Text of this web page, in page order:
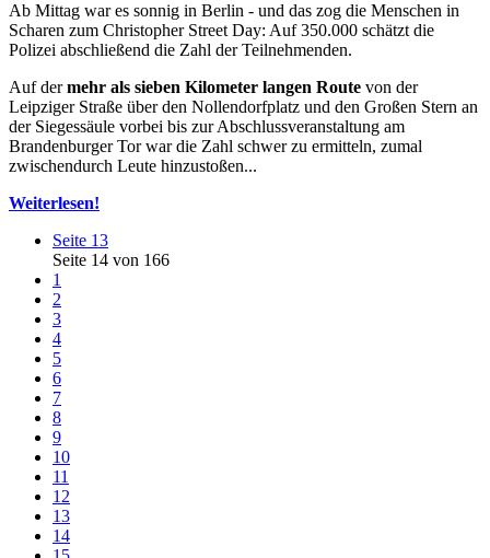
Ab Mittag war es sonnig in Berlin - und das zog die Menschen in
Scharen zum Christopher Street Day: Auf 350.000 schätzt die
Polizei abschließend die Zahl der Teilnehmenden.
Auf dermehr als sieben Kilometer langen Route von der
Leipziger Straße über den Nollendorfplatz und den Großen Stern an
der Siegessäule vorbei bis zur Abschlussveranstaltung am
Brandenburger Tor war die Zahl schwer zu ermitteln, zumal
zwischendurch Leute hinzustoßen...
Weiterlesen!
Seite 13
Seite 14 von 166
1
2
3
4
5
6
7
8
9
10
11
12
13
14